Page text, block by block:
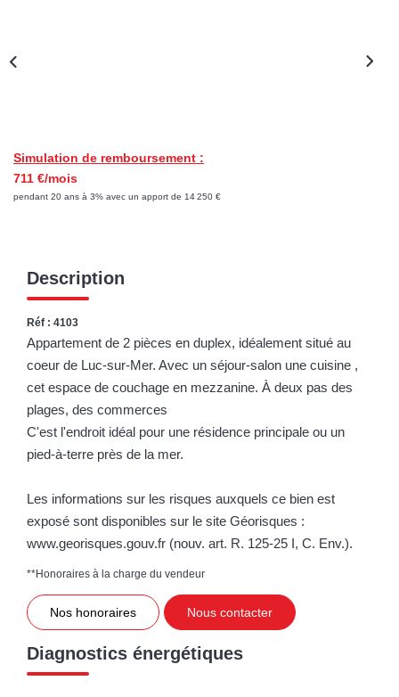
Simulation de remboursement :
711 €/mois
pendant 20 ans à 3% avec un apport de 14 250 €
Description
Réf : 4103
Appartement de 2 pièces en duplex, idéalement situé au
coeur de Luc-sur-Mer. Avec un séjour-salon une cuisine ,
cet espace de couchage en mezzanine. À deux pas des
plages, des commerces
C'est l'endroit idéal pour une résidence principale ou un
pied-à-terre près de la mer.
Les informations sur les risques auxquels ce bien est
exposé sont disponibles sur le site Géorisques :
www.georisques.gouv.fr (nouv. art. R. 125-25 I, C. Env.).
**Honoraires à la charge du vendeur
Nos honoraires Nous contacter
Diagnostics énergétiques